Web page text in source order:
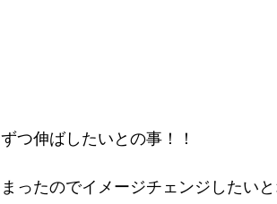
つ伸ばしたいとの事！！
ったのでイメージチェンジしたい